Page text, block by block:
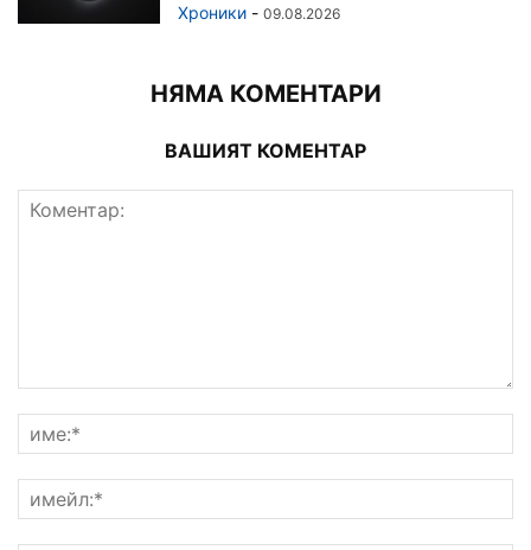
Хроники - 09.08.2026
НЯМА КОМЕНТАРИ
ВАШИЯТ КОМЕНТАР